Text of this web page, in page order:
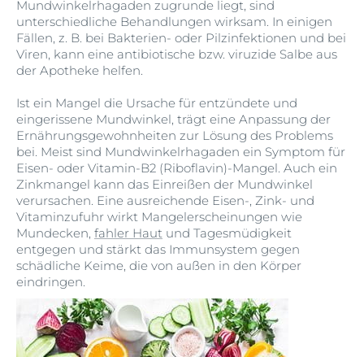
Mundwinkelrhagaden zugrunde liegt, sind
unterschiedliche Behandlungen wirksam. In einigen
Fällen, z. B. bei Bakterien- oder Pilzinfektionen und bei
Viren, kann eine antibiotische bzw. viruzide Salbe aus
der Apotheke helfen.
Ist ein Mangel die Ursache für entzündete und
eingerissene Mundwinkel, trägt eine Anpassung der
Ernährungsgewohnheiten zur Lösung des Problems
bei. Meist sind Mundwinkelrhagaden ein Symptom für
Eisen- oder Vitamin-B2 (Riboflavin)-Mangel. Auch ein
Zinkmangel kann das Einreißen der Mundwinkel
verursachen. Eine ausreichende Eisen-, Zink- und
Vitaminzufuhr wirkt Mangelerscheinungen wie
Mundecken, fahler Haut und Tagesmüdigkeit
entgegen und stärkt das Immunsystem gegen
schädliche Keime, die von außen in den Körper
eindringen.